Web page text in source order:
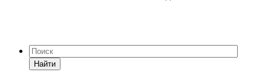
Найти